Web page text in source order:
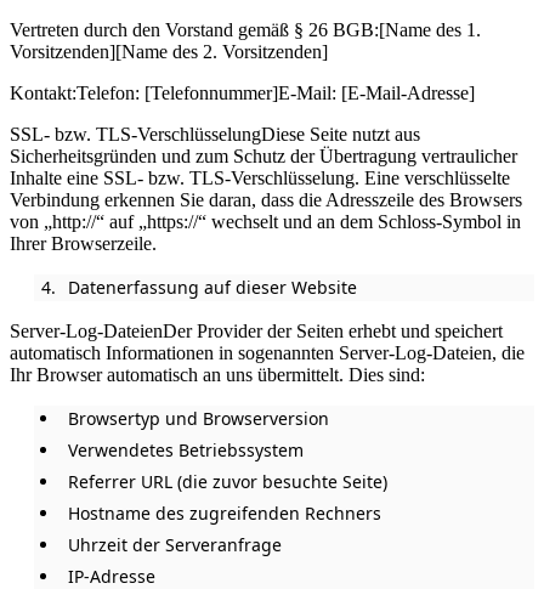
Vertreten durch den Vorstand gemäß § 26 BGB:[Name des 1.
Vorsitzenden][Name des 2. Vorsitzenden]
Kontakt:Telefon: [Telefonnummer]E-Mail: [E-Mail-Adresse]
SSL- bzw. TLS-VerschlüsselungDiese Seite nutzt aus
Sicherheitsgründen und zum Schutz der Übertragung vertraulicher
Inhalte eine SSL- bzw. TLS-Verschlüsselung. Eine verschlüsselte
Verbindung erkennen Sie daran, dass die Adresszeile des Browsers
von „http://“ auf „https://“ wechselt und an dem Schloss-Symbol in
Ihrer Browserzeile.
Datenerfassung auf dieser Website
Server-Log-DateienDer Provider der Seiten erhebt und speichert
automatisch Informationen in sogenannten Server-Log-Dateien, die
Ihr Browser automatisch an uns übermittelt. Dies sind:
Browsertyp und Browserversion
Verwendetes Betriebssystem
Referrer URL (die zuvor besuchte Seite)
Hostname des zugreifenden Rechners
Uhrzeit der Serveranfrage
IP-Adresse